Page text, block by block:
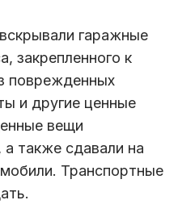
гаражные
закрепленного к
поврежденных
и другие ценные
вещи
также сдавали на
Транспортные